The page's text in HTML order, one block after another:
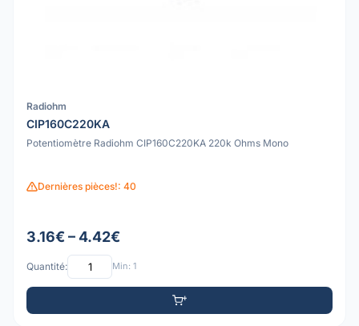
Radiohm
CIP160C220KA
Potentiomètre Radiohm CIP160C220KA 220k Ohms Mono
Dernières pièces!: 40
3.16€ – 4.42€
Quantité: Min: 1